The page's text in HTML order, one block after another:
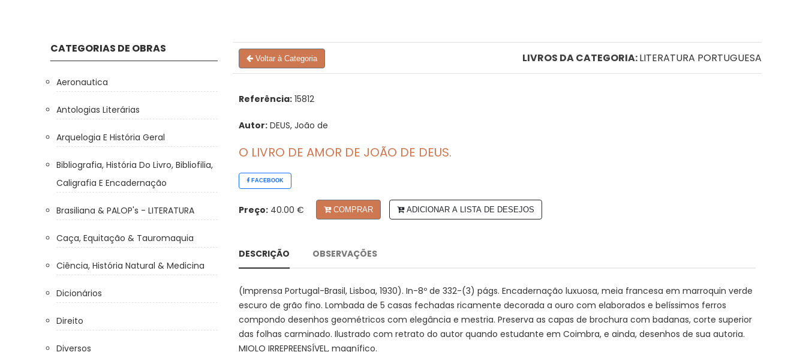
CATEGORIAS DE OBRAS
Aeronautica
Antologias Literárias
Arquelogia E História Geral
Bibliografia, História Do Livro, Bibliofilia,
Caligrafia E Encadernação
Brasiliana & PALOP's - LITERATURA
Caça, Equitação & Tauromaquia
Ciência, História Natural & Medicina
Dicionários
Direito
Diversos
Voltar à Categoria LIVROS DA CATEGORIA:LITERATURA PORTUGUESA
Referência: 15812
Autor: DEUS, João de
O LIVRO DE AMOR DE JOÃO DE DEUS.
FACEBOOK
Preço: 40.00 € COMPRAR ADICIONAR A LISTA DE DESEJOS
DESCRIÇÃO OBSERVAÇÕES
(Imprensa Portugal-Brasil, Lisboa, 1930). In-8º de 332-(3) págs. Encadernação luxuosa, meia francesa em marroquin verde
escuro de grão fino. Lombada de 5 casas fechadas ricamente decorada a ouro com elaborados e belíssimos ferros
compondo desenhos geométricos com elegância e mestria. Preserva as capas de brochura com badanas, corte superior
das folhas carminado. Ilustrado com retrato do autor quando estudante em Coimbra, e ainda, desenhos de sua autoria.
MIOLO IRREPREENSÍVEL, magnífico.